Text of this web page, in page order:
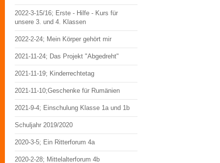
2022-3-15/16; Erste - Hilfe - Kurs für
unsere 3. und 4. Klassen
2022-2-24; Mein Körper gehört mir
2021-11-24; Das Projekt "Abgedreht"
2021-11-19; Kinderrechtetag
2021-11-10;Geschenke für Rumänien
2021-9-4; Einschulung Klasse 1a und 1b
Schuljahr 2019/2020
2020-3-5; Ein Ritterforum 4a
2020-2-28; Mittelalterforum 4b